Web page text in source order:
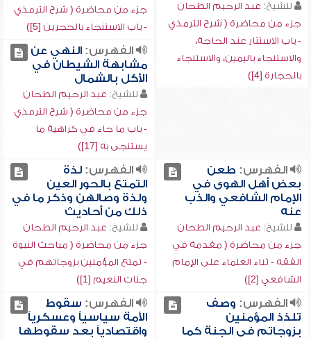
للشيخ: عبد الرحيم الطحان
جزء من محاضرة ( شرح الترمذي
- باب الاستتار عند الحاجة،
والاستنجاء باليمين، والاستنجاء
بالحجارة [4])
جزء من محاضرة ( شرح الترمذي
- باب الاستنجاء بالحجرين [5])
الفهرس:النهي عن
مشابهة الشيطان في
الأكل بالشمال
للشيخ: عبد الرحيم الطحان
جزء من محاضرة ( شرح الترمذي
- باب ما جاء في كراهية ما
يستنجى به [17])
الفهرس: طعن
بعض أهل الهوى في
الإمام الشافعي والذب
عنه
للشيخ: عبد الرحيم الطحان
جزء من محاضرة ( مقدمة في
الفقه - ثناء العلماء على الإمام
الشافعي [2])
الفهرس:لذة
التمتع بالحور العين
ولذة وصالهن وذكر ما في
ذلك من أحاديث
للشيخ: عبد الرحيم الطحان
جزء من محاضرة ( مباحث النبوة
- تمتع المؤمنين بزوجاتهم في
جنات النعيم [1])
الفهرس: وصف
تلذذ المؤمنين
بزوجاتم في الجنة كما
الفهرس: سقوط
الأمة سياسياً وعسكرياً
واقتصادياً بعد سقوطها